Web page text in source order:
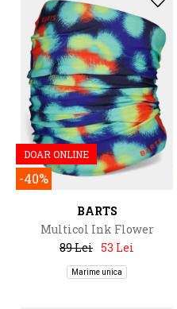
DOAR ONLINE
-40%
BARTS
Multicol Ink Flower
89 Lei 53 Lei
Marime unica